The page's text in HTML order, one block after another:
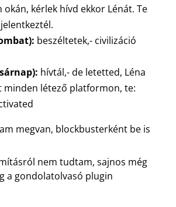
okán, kérlek hívd ekkor Lénát. Te
beszéltetek,- civilizáció
hívtál,- de letetted, Léna
minden létező platformon, te:
megvan, blockbusterként be is
nem tudtam, sajnos még
a gondolatolvasó plugin